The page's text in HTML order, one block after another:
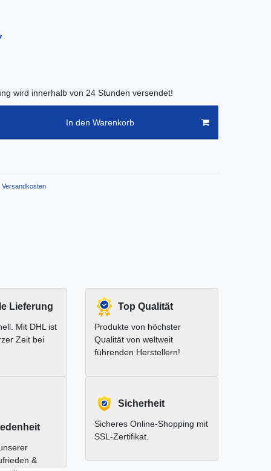
wird innerhalb von 24 Stunden versendet!
In den Warenkorb
Versandkosten
Lieferung
Mit DHL ist
Zeit bei
Top Qualität
Produkte von höchster
Qualität von weltweit
führenden Herstellern!
&
Sicherheit
Sicheres Online-Shopping mit
SSL-Zertifikat.